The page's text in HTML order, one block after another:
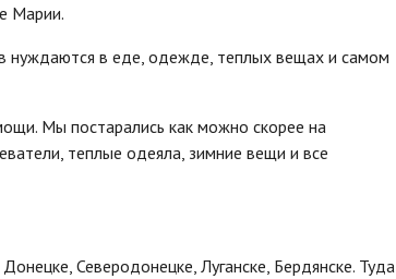
Марии.
нуждаются в еде, одежде, теплых вещах и самом
Мы постарались как можно скорее на
теплые одеяла, зимние вещи и все
Северодонецке, Луганске, Бердянске. Туда